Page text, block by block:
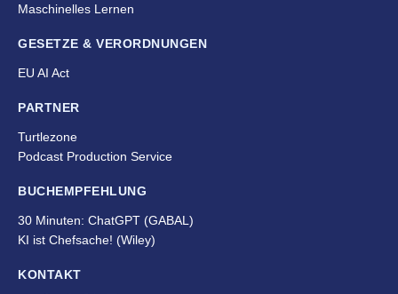
Maschinelles Lernen
GESETZE & VERORDNUNGEN
EU AI Act
PARTNER
Turtlezone
Podcast Production Service
BUCHEMPFEHLUNG
30 Minuten: ChatGPT (GABAL)
KI ist Chefsache! (Wiley)
KONTAKT